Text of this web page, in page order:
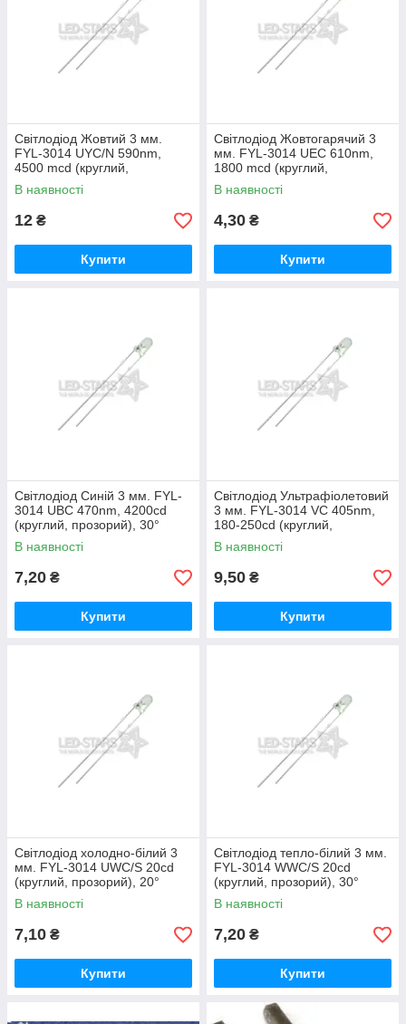
Світлодіод Жовтий 3 мм.
FYL-3014 UYC/N 590nm,
4500 mcd (круглий,
прозорий), 30° FORYARD
В наявності
12 ₴
Купити
Світлодіод Жовтогарячий 3
мм. FYL-3014 UEC 610nm,
1800 mcd (круглий,
прозорий), 30° FORYARD
В наявності
4,30 ₴
Купити
Світлодіод Синій 3 мм. FYL-
3014 UВC 470nm, 4200cd
(круглий, прозорий), 30°
FORYARD
В наявності
7,20 ₴
Купити
Світлодіод Ультрафіолетовий
3 мм. FYL-3014 VC 405nm,
180-250cd (круглий,
прозорий), 30° FORYARD
В наявності
9,50 ₴
Купити
Світлодіод холодно-білий 3
мм. FYL-3014 UWC/S 20cd
(круглий, прозорий), 20°
FORYARD
В наявності
7,10 ₴
Купити
Світлодіод тепло-білий 3 мм.
FYL-3014 WWC/S 20cd
(круглий, прозорий), 30°
FORYARD
В наявності
7,20 ₴
Купити